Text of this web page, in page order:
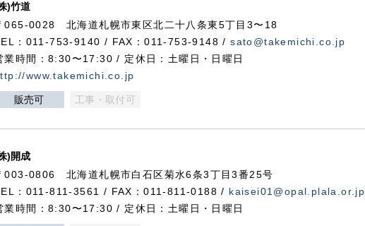
)竹道
065-0028 北海道札幌市東区北二十八条東5丁目3〜18
：011-753-9140 / FAX：011-753-9148 /sato@takemichi.co.jp
業時間：8:30〜17:30 / 定休日：土曜日・日曜日
www.takemichi.co.jp
販売可 工事・取付可
)開成
003-0806 北海道札幌市白石区菊水6条3丁目3番25号
：011-811-3561 / FAX：011-811-0188 / kaisei01@opal.plala.or.jp
業時間：8:30〜17:30 / 定休日：土曜日・日曜日